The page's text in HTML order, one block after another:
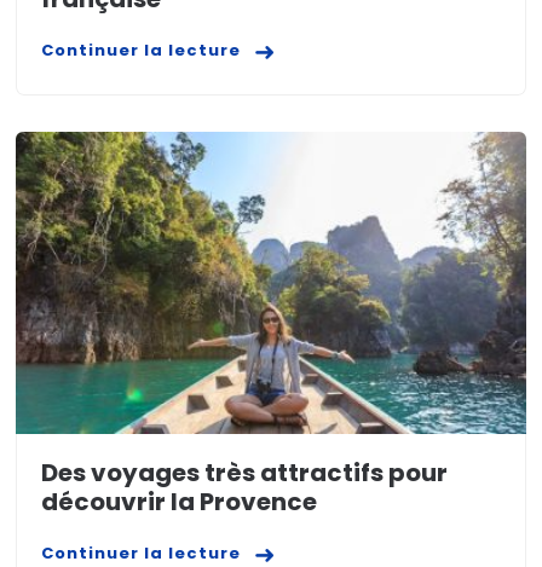
Continuer la lecture
Des voyages très attractifs pour
découvrir la Provence
Continuer la lecture